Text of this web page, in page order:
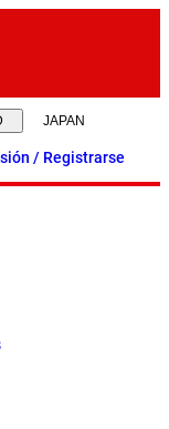
/ Registrarse